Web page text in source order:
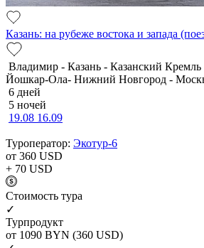
Казань: на рубеже востока и запада
Владимир - Казань - Казанский
Йошкар-Ола- Нижний Новгород -
6 дней
5 ночей
19.08 16.09
Туроператор: Экотур-6
от 360 USD
+ 70 USD
Cтоимость тура
✓
Турпродукт
от 1090 BYN (360 USD)